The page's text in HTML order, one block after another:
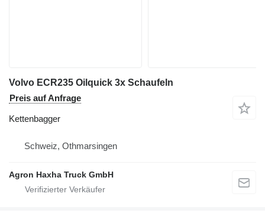
Volvo ECR235 Oilquick 3x Schaufeln
Preis auf Anfrage
Kettenbagger
Schweiz, Othmarsingen
Agron Haxha Truck GmbH